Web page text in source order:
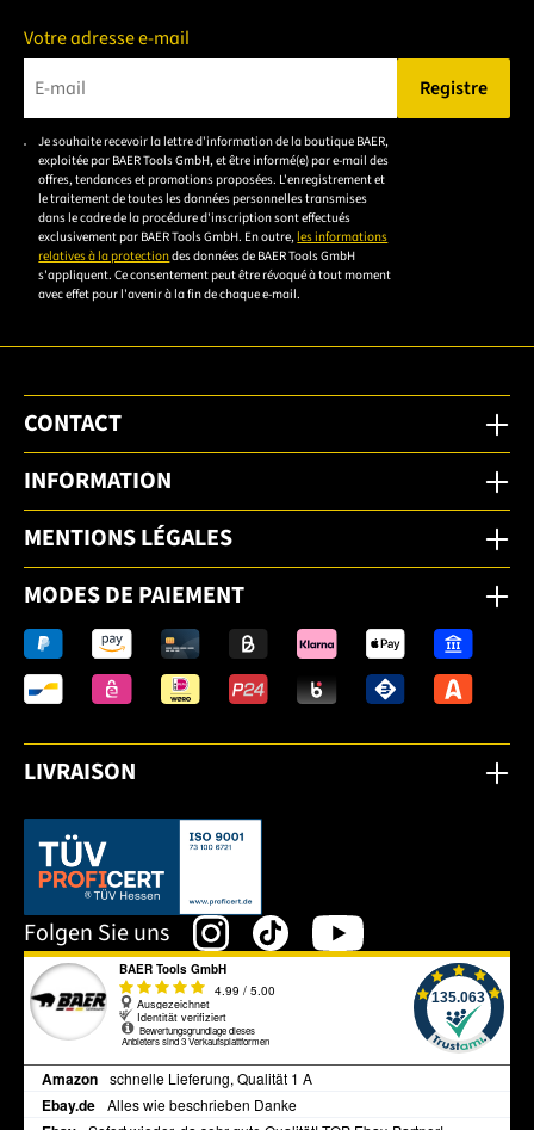
Votre adresse e-mail
Veuillez saisir une adresse e-mail valide.
Registre
Je souhaite recevoir la lettre d'information de la boutique BAER,
exploitée par BAER Tools GmbH, et être informé(e) par e-mail des
offres, tendances et promotions proposées. L'enregistrement et
le traitement de toutes les données personnelles transmises
dans le cadre de la procédure d'inscription sont effectués
exclusivement par BAER Tools GmbH. En outre, les informations
relatives à la protectiondes données de BAER Tools GmbH
s'appliquent. Ce consentement peut être révoqué à tout moment
avec effet pour l'avenir à la fin de chaque e-mail.
CONTACT
INFORMATION
MENTIONS LÉGALES
MODES DE PAIEMENT
LIVRAISON
Dieser Link öffnet sich in einem neuen Tab.
Folgen Sie uns